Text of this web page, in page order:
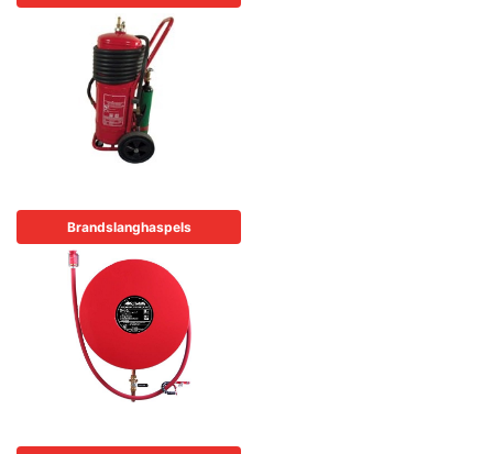
Brandslanghaspels